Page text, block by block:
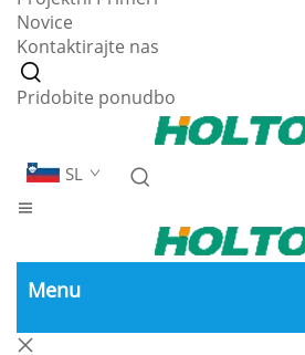
Novice
Kontaktirajte nas
Pridobite ponudbo
SL